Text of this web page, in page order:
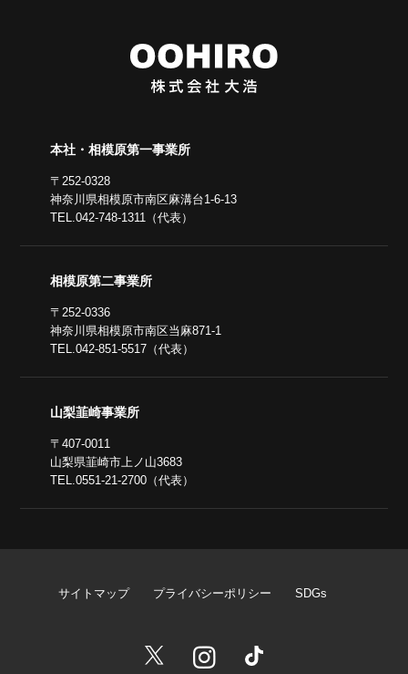
本社・相模原第一事業所
〒252-0328
神奈川県相模原市南区麻溝台1-6-13
TEL.042-748-1311（代表）
相模原第二事業所
〒252-0336
神奈川県相模原市南区当麻871-1
TEL.042-851-5517（代表）
山梨韮崎事業所
〒407-0011
山梨県韮崎市上ノ山3683
TEL.0551-21-2700（代表）
サイトマップ プライバシーポリシー SDGs